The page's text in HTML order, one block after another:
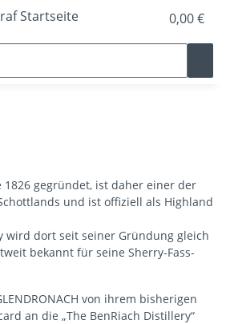
0,00 €
1826 gegründet, ist daher einer der
und ist offiziell als Highland
wird dort seit seiner Gründung gleich
bekannt für seine Sherry-Fass-
von ihrem bisherigen
an die „The BenRiach Distillery“